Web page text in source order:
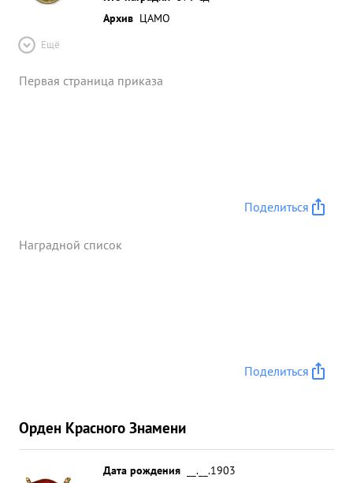
Архив ЦАМО
Ещё
Первая страница приказа
Поделиться
Наградной список
Поделиться
Орден Красного Знамени
Дата рождения
__.__.1903